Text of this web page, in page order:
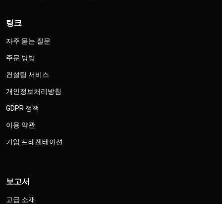
링크
자주 묻는 질문
주문 방법
컨설팅 서비스
개인정보처리방침
GDPR 정책
이용 약관
기업 프레젠테이션
보고서
고급 소재